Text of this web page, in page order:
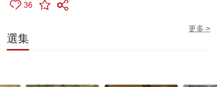
36
選集
更多 >